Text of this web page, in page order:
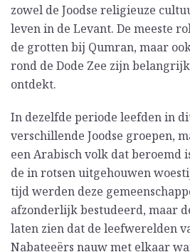
zowel de Joodse religieuze
leven in de Levant. De meeste
de grotten bij Qumran, maar
rond de Dode Zee zijn
ontdekt.
In dezelfde periode leefden in
verschillende Joodse groepen,
een Arabisch volk dat beroemd
de in rotsen uitgehouwen
tijd werden deze
afzonderlijk bestudeerd, maar
laten zien dat de leefwerelden
Nabateeërs nauw met elkaar